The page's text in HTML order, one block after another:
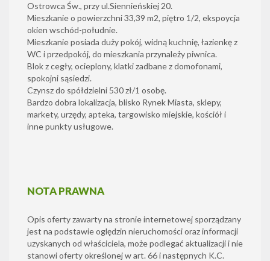
Ostrowca Św., przy ul.Siennieńskiej 20.
Mieszkanie o powierzchni 33,39 m2, piętro 1/2, ekspoycja
okien wschód-południe.
Mieszkanie posiada duży pokój, widną kuchnię, łazienkę z
WC i przedpokój, do mieszkania przynależy piwnica.
Blok z cegły, ocieplony, klatki zadbane z domofonami,
spokojni sąsiedzi.
Czynsz do spółdzielni 530 zł/1 osobę.
Bardzo dobra lokalizacja, blisko Rynek Miasta, sklepy,
markety, urzędy, apteka, targowisko miejskie, kościół i
inne punkty usługowe.
NOTA PRAWNA
Opis oferty zawarty na stronie internetowej sporządzany
jest na podstawie oględzin nieruchomości oraz informacji
uzyskanych od właściciela, może podlegać aktualizacji i nie
stanowi oferty określonej w art. 66 i następnych K.C.